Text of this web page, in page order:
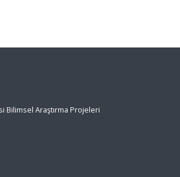
Bilimsel Araştırma Projeleri